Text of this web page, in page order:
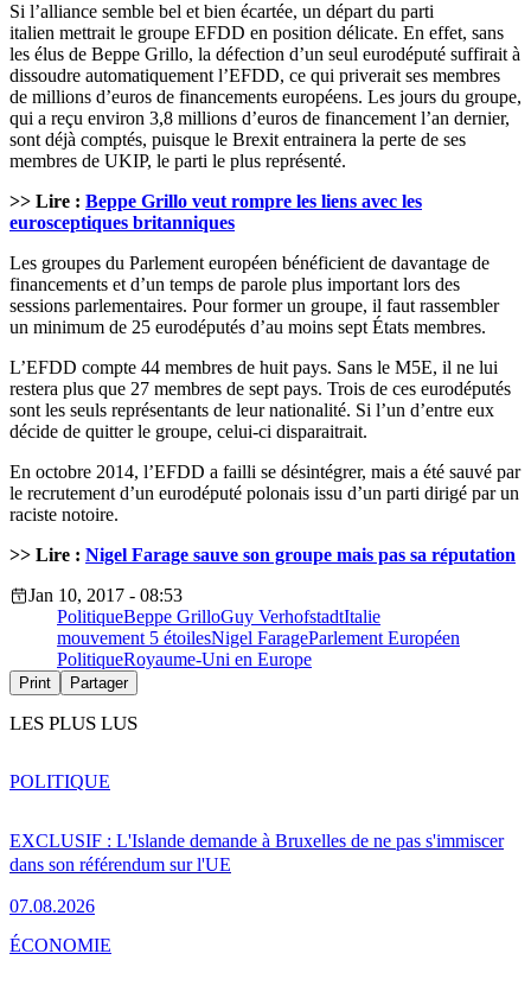
Si l’alliance semble bel et bien écartée, un départ du parti
italien mettrait le groupe EFDD en position délicate. En effet, sans
les élus de Beppe Grillo, la défection d’un seul eurodéputé suffirait à
dissoudre automatiquement l’EFDD, ce qui priverait ses membres
de millions d’euros de financements européens. Les jours du groupe,
qui a reçu environ 3,8 millions d’euros de financement l’an dernier,
sont déjà comptés, puisque le Brexit entrainera la perte de ses
membres de UKIP, le parti le plus représenté.
>> Lire : Beppe Grillo veut rompre les liens avec les
eurosceptiques britanniques
Les groupes du Parlement européen bénéficient de davantage de
financements et d’un temps de parole plus important lors des
sessions parlementaires. Pour former un groupe, il faut rassembler
un minimum de 25 eurodéputés d’au moins sept États membres.
L’EFDD compte 44 membres de huit pays. Sans le M5E, il ne lui
restera plus que 27 membres de sept pays. Trois de ces eurodéputés
sont les seuls représentants de leur nationalité. Si l’un d’entre eux
décide de quitter le groupe, celui-ci disparaitrait.
En octobre 2014, l’EFDD a failli se désintégrer, mais a été sauvé par
le recrutement d’un eurodéputé polonais issu d’un parti dirigé par un
raciste notoire.
>> Lire : Nigel Farage sauve son groupe mais pas sa réputation
Jan 10, 2017 - 08:53
PolitiqueBeppe GrilloGuy VerhofstadtItalie
mouvement 5 étoilesNigel FarageParlement Européen
PolitiqueRoyaume-Uni en Europe
Print Partager
LES PLUS LUS
EXCLUSIF : L'Islande demande à Bruxelles de ne pas s'immiscer
dans son référendum sur l'UE
07.08.2026
POLITIQUE
ÉCONOMIE